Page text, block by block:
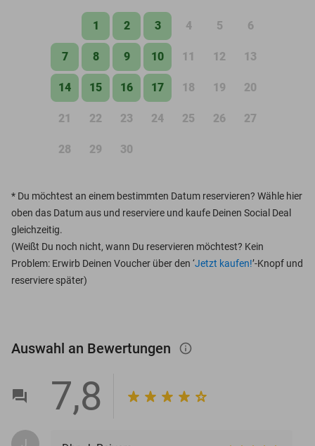
1 2 3 4 5 6
7 8 9 10 11 12 13
14 15 16 17 18 19 20
21 22 23 24 25 26 27
28 29 30
* Du möchtest an einem bestimmten Datum reservieren? Wähle hier
oben das Datum aus und reserviere und kaufe Deinen Social Deal
gleichzeitig.
(Weißt Du noch nicht, wann Du reservieren möchtest? Kein
Problem: Erwirb Deinen Voucher über den ‘Jetzt kaufen!’-Knopf und
reserviere später)
Auswahl an Bewertungen info_outlined
7,8